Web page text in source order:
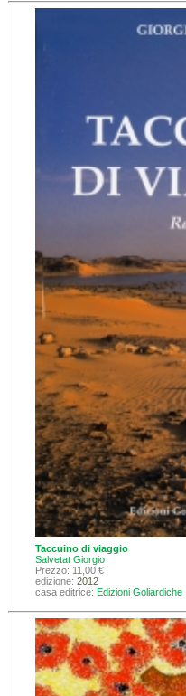
Taccuino di viaggio
Salvetat Giorgio
Prezzo: 11,00 €
edizione: 2012
casa editrice: Edizioni Goliardiche